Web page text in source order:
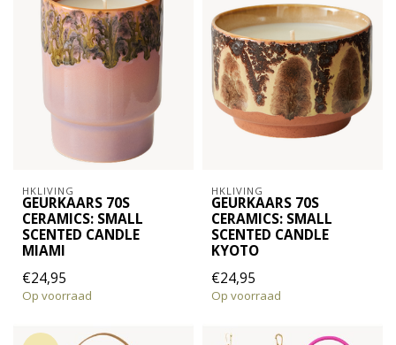
HKLIVING
GEURKAARS 70S
CERAMICS: SMALL
SCENTED CANDLE
MIAMI
€24,95
Op voorraad
HKLIVING
GEURKAARS 70S
CERAMICS: SMALL
SCENTED CANDLE
KYOTO
€24,95
Op voorraad